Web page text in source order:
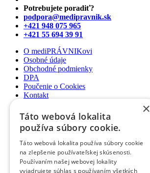
Potrebujete poradiť?
podpora@medipravnik.sk
+421 948 075 965
+421 55 694 39 91
O mediPRÁVNIKovi
Osobné údaje
Obchodné podmienky
DPA
Poučenie o Cookies
Kontakt
Newsletter
Články
Podcasty
Informované súhlasy
Právny web pre ambulancie
Právnik na telefóne
×
Táto webová lokalita
používa súbory cookie.
Táto webová lokalita používa súbory cookie
na zlepšenie používateľskej skúsenosti.
Používaním našej webovej lokality
vyjadrujete súhlas s používaním všetkých